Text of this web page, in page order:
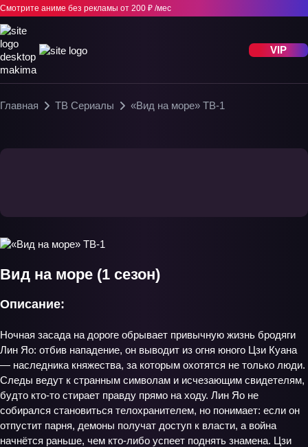
Смотрите аниме без рекламы от 200 ₽ /мес
VIP
Главная ТВ Сериалы «Вид на море» ТВ-1
Вид на море (1 сезон)
Описание:
Ночная засада на дороге обрывает привычную жизнь бродяги
Лин Яо: отбив нападение, он выводит из огня юного Цзи Куана
— наследника княжества, за которым охотятся не только люди.
Следы ведут к странным символам и исчезающим свидетелям,
будто кто-то стирает правду прямо на ходу. Лин Яо не
собирался становиться телохранителем, но понимает: если он
отпустит парня, демоны получат доступ к власти, а война
начнётся раньше, чем кто-либо успеет поднять знамена. Цзи